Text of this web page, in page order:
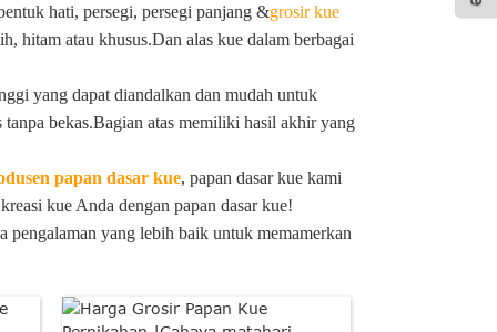
hati, persegi, persegi panjang &grosir kue
hitam atau khusus.Dan alas kue dalam berbagai
yang dapat diandalkan dan mudah untuk
bekas.Bagian atas memiliki hasil akhir yang
papan dasar kue, papan dasar kue kami
kue Anda dengan papan dasar kue!
pengalaman yang lebih baik untuk memamerkan